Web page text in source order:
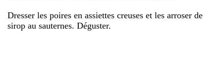
Dresser les poires en assiettes creuses et les arroser de
sirop au sauternes. Déguster.